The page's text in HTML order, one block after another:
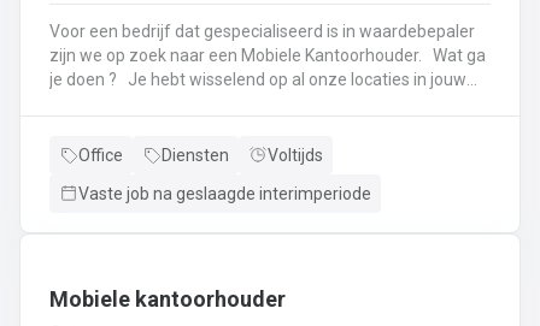
Voor een bedrijf dat gespecialiseerd is in waardebepaler
zijn we op zoek naar een Mobiele Kantoorhouder. Wat ga
je doen ? Je hebt wisselend op al onze locaties in jouw
verkopen, taxaties en overige klantbezoeken. Daarnaast
administratieve en facilitaire processen van het kantoor.
Office Diensten
Voltijds
Vaste job na geslaagde interimperiode
Mobiele kantoorhouder